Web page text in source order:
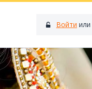
Войти или